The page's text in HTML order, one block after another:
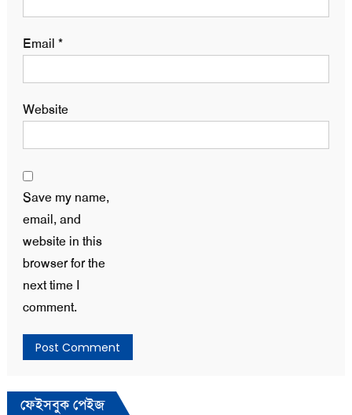
Email *
Website
Save my name,
email, and
website in this
browser for the
next time I
comment.
ফেইসবুক পেইজ